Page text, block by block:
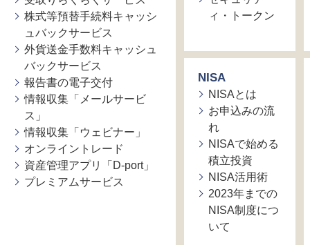
株式等預替手続料キャッシ
ュバックサービス
外貨送金手数料キャッシュ
バックサービス
報告書の電子交付
情報収集「メールサービ
ス」
情報収集「ウェビナー」
オンライントレード
資産管理アプリ「D-port」
プレミアムサービス
ィ・トークン
NISA
NISAとは
お申込みの流
れ
NISAで始める
積立投資
NISA活用術
2023年までの
NISA制度につ
いて